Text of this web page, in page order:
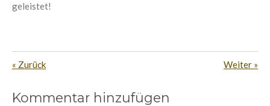
geleistet!
« Zurück Weiter »
Kommentar hinzufügen